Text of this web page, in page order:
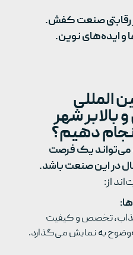
رقابتی صنعت کفش.
و ایده‌های نوین.
المللی
بالابر شهر
دهیم؟
می‌تواند یک فرصت
در این صنعت باشد.
از:
تخصص و کیفیت
به نمایش می‌گذارد.